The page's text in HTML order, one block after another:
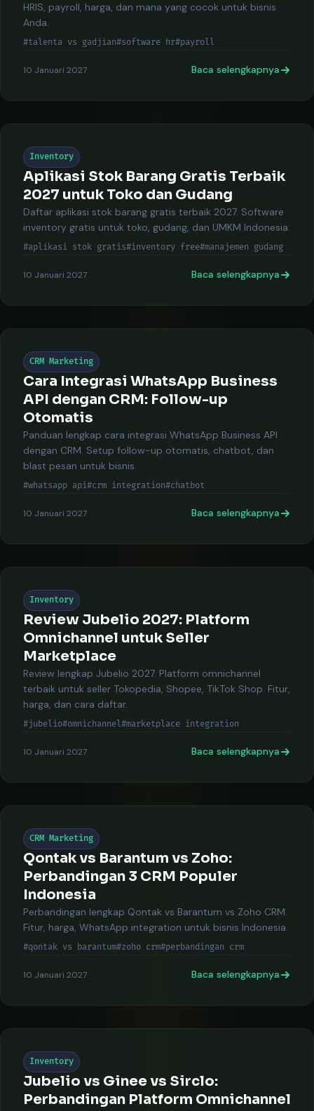
HRIS, payroll, harga, dan mana yang cocok untuk bisnis
Anda.
#talenta vs gadjian#software hr#payroll
10 Januari 2027 Baca selengkapnya
Inventory
Aplikasi Stok Barang Gratis Terbaik
2027 untuk Toko dan Gudang
Daftar aplikasi stok barang gratis terbaik 2027. Software
inventory gratis untuk toko, gudang, dan UMKM Indonesia.
#aplikasi stok gratis#inventory free#manajemen gudang
10 Januari 2027 Baca selengkapnya
CRM Marketing
Cara Integrasi WhatsApp Business
API dengan CRM: Follow-up
Otomatis
Panduan lengkap cara integrasi WhatsApp Business API
dengan CRM. Setup follow-up otomatis, chatbot, dan
blast pesan untuk bisnis.
#whatsapp api#crm integration#chatbot
10 Januari 2027 Baca selengkapnya
Inventory
Review Jubelio 2027: Platform
Omnichannel untuk Seller
Marketplace
Review lengkap Jubelio 2027. Platform omnichannel
terbaik untuk seller Tokopedia, Shopee, TikTok Shop. Fitur,
harga, dan cara daftar.
#jubelio#omnichannel#marketplace integration
10 Januari 2027 Baca selengkapnya
CRM Marketing
Qontak vs Barantum vs Zoho:
Perbandingan 3 CRM Populer
Indonesia
Perbandingan lengkap Qontak vs Barantum vs Zoho CRM.
Fitur, harga, WhatsApp integration untuk bisnis Indonesia.
#qontak vs barantum#zoho crm#perbandingan crm
10 Januari 2027 Baca selengkapnya
Inventory
Jubelio vs Ginee vs Sirclo:
Perbandingan Platform Omnichannel